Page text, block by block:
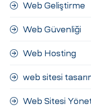
Web Geliştirme
Web Güvenliği
Web Hosting
web sitesi
Web Sitesi